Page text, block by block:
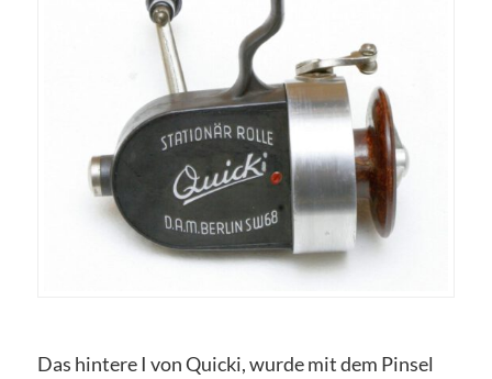
Das hintere I von Quicki, wurde mit dem Pinsel